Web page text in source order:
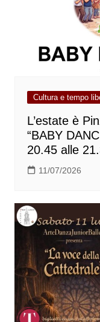
Cultura e tempo
L’estate è
“BABY
20.45 alle
11/07/2026